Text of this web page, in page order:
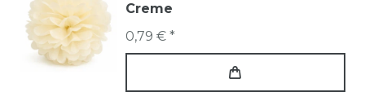
Creme
0,79 € *